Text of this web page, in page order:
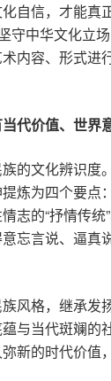
自信，才能
守中华文化
内容、形式
代价值、世界
的文化辨识
炼为四个要
志的“抒情传
忘言说、逼真
风格，继承发
与当代斑斓
新的时代价值